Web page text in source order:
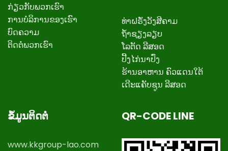
ກ່ຽວ​ກັບ​ພວກ​ເຮົາ
ການບໍລິການຂອງເຮົາ
ບົດຄວາມ
ຕິດ​ຕໍ່​ພວກ​ເຮົາ
ທ່າຝຣັ່ງວັງສີຄາມ
ຖ້ຳຊຽງລຽບ
ໂລຕັດ ລີສອດ
ປີ້ງໄກ່ນາປົ່ງ
ຮ້ານອາຫານ ຄົວແດນໃຕ້
ເດີະແຄັບຊູນ ລີສອດ
ຂໍ້ມູນຕິດຕໍ່
www.kkgroup-lao.com
QR-CODE LINE